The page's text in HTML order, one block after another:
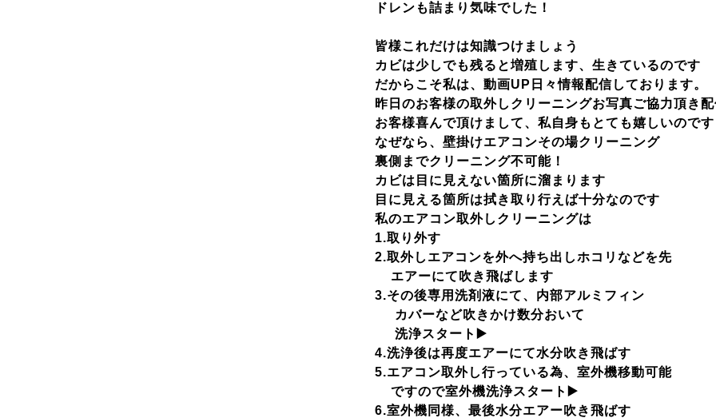
ドレンも詰まり気味でした！
皆様これだけは知識つけましょう
カビは少しでも残ると増殖します、生きているのです
だからこそ私は、動画UP 日々情報配信しております。
昨日のお客様の取外しクリーニングお写真ご協力頂き
お客様喜んで頂けまして、私自身もとても嬉しいのです
なぜなら、壁掛けエアコンその場クリーニング
裏側までクリーニング不可能！
カビは目に見えない箇所に溜まります
目に見える箇所は拭き取り行えば十分なのです
私のエアコン取外しクリーニングは
1.取り外す
2.取外しエアコンを外へ持ち出しホコリなどを先
エアーにて吹き飛ばします
3.その後専用洗剤液にて、内部アルミフィン
カバーなど吹きかけ数分おいて
洗浄スタート ▶️
4.洗浄後は再度エアーにて水分吹き飛ばす
5.エアコン取外し行っている為、室外機移動可能
ですので室外機洗浄スタート ▶️
6.室外機同様、最後水分エアー吹き飛ばす